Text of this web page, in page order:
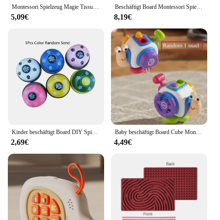
Montessori Spielzeug Magie Tissue Box Baby Bildungs Lernen Aktivität Sensorischen Spielzeug für Kinder Finger Übung Beschäftigt Bord Baby Spiel
5,09€
Beschäftigt Board Montessori Spielzeug für Kleinkinder beschäftigt Buch sensorische Pre shool frühe Bildung lernen Feinmotorik Spielzeug für Kinder
8,19€
Kinder beschäftigt Board DIY Spielzeug Montessori Material pädagogische Aktivität Board Zubehör Schalter Steckdose Licht Teil Erkenntnis Spielzeug
2,69€
Baby beschäftigt Board Cube Montessori sensorische Spielzeuge für Kleinkind pädagogische Lern aktivitäten Reise Spielzeug Schließfach Feinmotorik
4,49€